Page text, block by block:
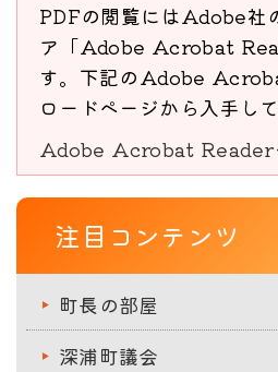
PDFの閲覧にはAdobe社
ア「Adobe Acrobat
す。下記のAdobe
ロードページから入手し
Adobe Acrobat Reader
注目コンテンツ
町長の部屋
深浦町議会